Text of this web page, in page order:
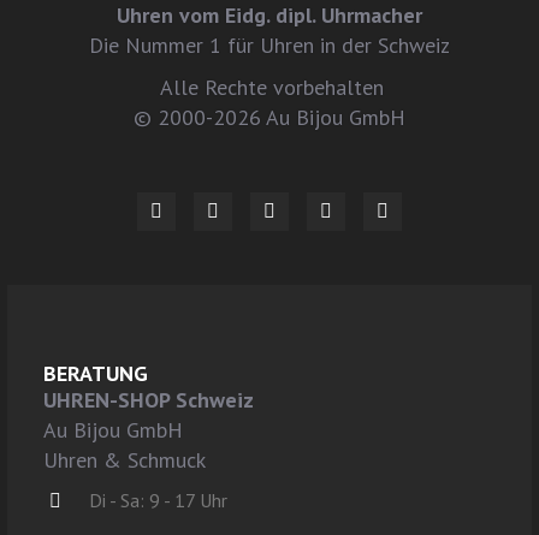
Uhren vom Eidg. dipl. Uhrmacher
Die Nummer 1 für Uhren in der Schweiz
Alle Rechte vorbehalten
© 2000-2026 Au Bijou GmbH
BERATUNG
UHREN-SHOP Schweiz
Au Bijou GmbH
Uhren & Schmuck
Di - Sa: 9 - 17 Uhr